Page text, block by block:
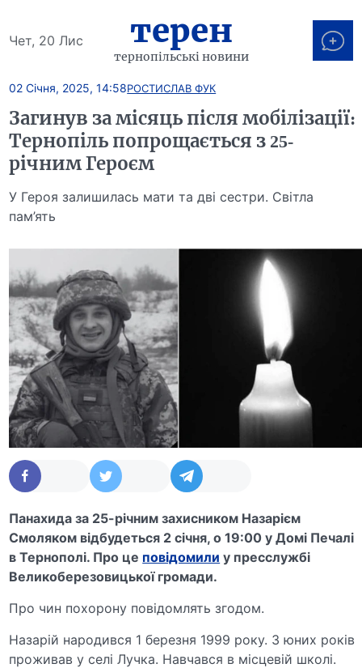
Чет, 20 Лис терен
тернопільські новини
02 Січня, 2025, 14:58РОСТИСЛАВ ФУК
Загинув за місяць після мобілізації:
Тернопіль попрощається з 25-
річним Героєм
У Героя залишилась мати та дві сестри. Світла
пам’ять
Панахида за 25-річним захисником Назарієм
Смоляком відбудеться 2 січня, о 19:00 у Домі Печалі
в Тернополі. Про це повідомили у пресслужбі
Великоберезовицької громади.
Про чин похорону повідомлять згодом.
Назарій народився 1 березня 1999 року. З юних років
проживав у селі Лучка. Навчався в місцевій школі.